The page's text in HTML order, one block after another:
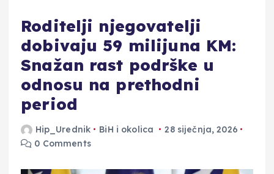
Roditelji njegovatelji
dobivaju 59 milijuna KM:
Snažan rast podrške u
odnosu na prethodni
period
Hip_Urednik BiH i okolica
28 siječnja, 2026
0 Comments